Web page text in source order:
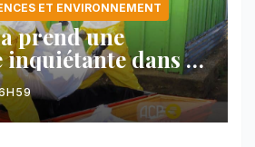
ET ENVIRONNEMENT
prend une
dans le
pays